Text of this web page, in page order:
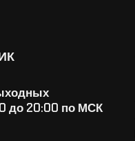
до 20:00 по МСК